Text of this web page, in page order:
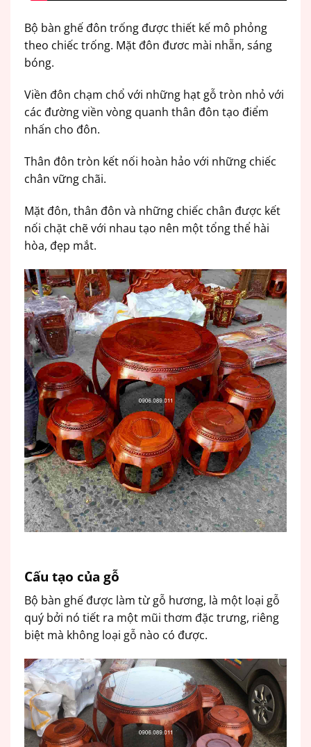
Bộ bàn ghế đôn trống được thiết kế mô phỏng
theo chiếc trống. Mặt đôn đươc mài nhẵn, sáng
bóng.
Viền đôn chạm chổ với những hạt gỗ tròn nhỏ với
các đường viền vòng quanh thân đôn tạo điểm
nhấn cho đôn.
Thân đôn tròn kết nối hoàn hảo với những chiếc
chân vững chãi.
Mặt đôn, thân đôn và những chiếc chân được kết
nối chặt chẽ với nhau tạo nên một tổng thể hài
hòa, đẹp mắt.
Cấu tạo của gỗ
Bộ bàn ghế được làm từ gỗ hương, là một loại gỗ
quý bởi nó tiết ra một mũi thơm đặc trưng, riêng
biệt mà không loại gỗ nào có được.